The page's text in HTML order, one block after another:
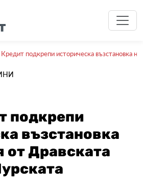
подкрепи историческа възстановка
подкрепи
възстановка
от Дравската